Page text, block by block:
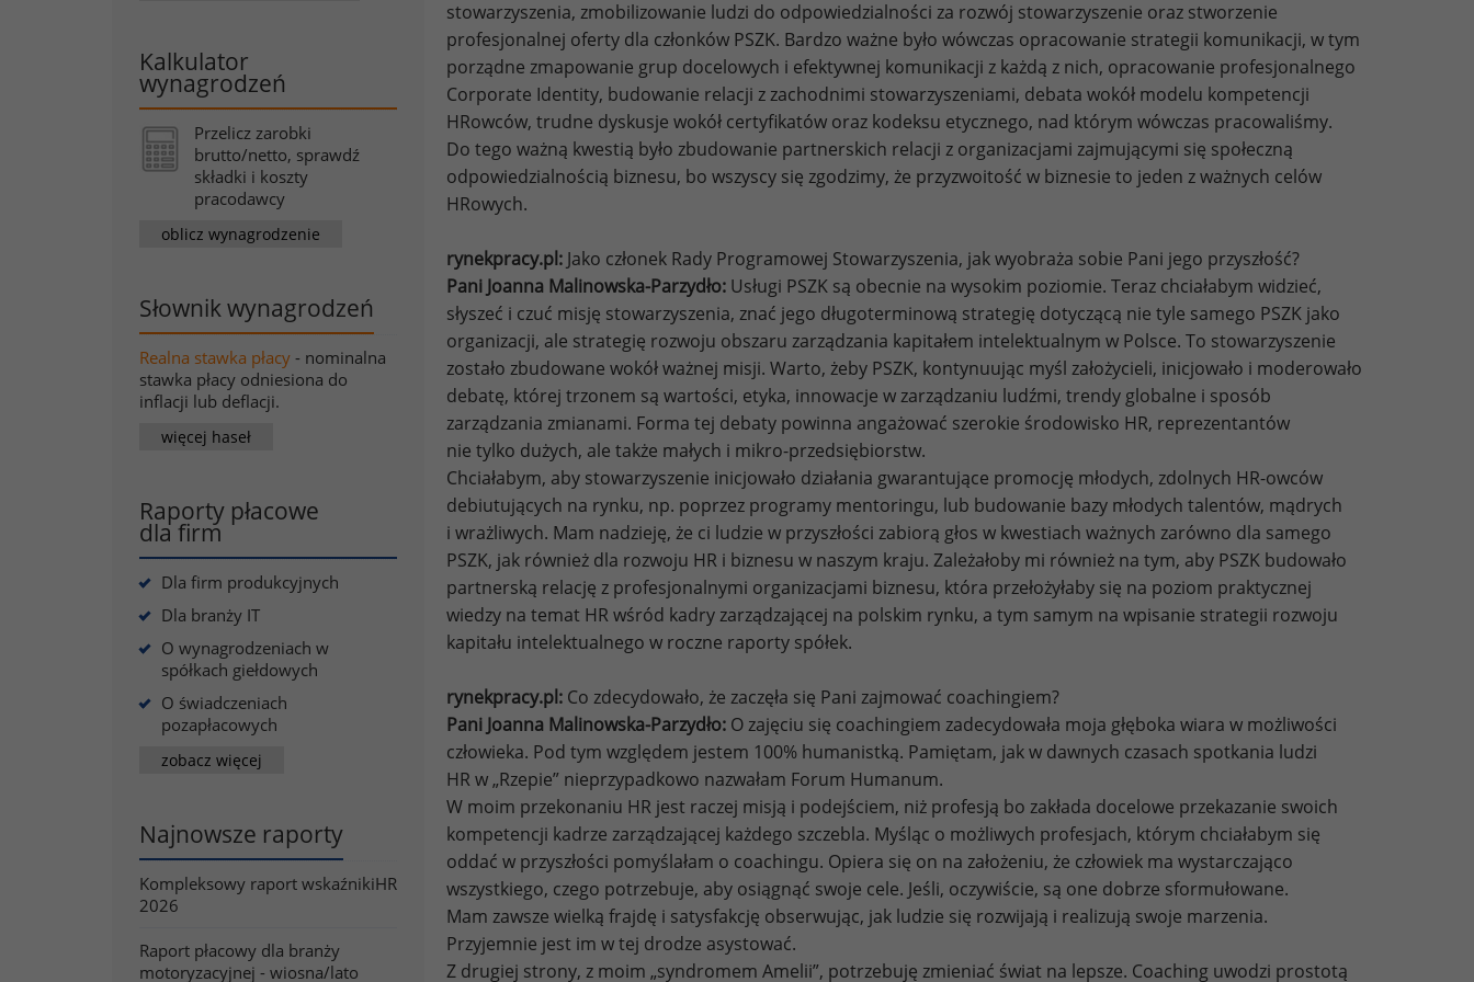
Kalkulator
wynagrodzeń
Przelicz zarobki
brutto/netto, sprawdź
składki i koszty
pracodawcy
oblicz wynagrodzenie
Słownik wynagrodzeń
Realna stawka płacy - nominalna
stawka płacy odniesiona do
inflacji lub deflacji.
więcej haseł
Raporty płacowe
dla firm
Dla firm produkcyjnych
Dla branży IT
O wynagrodzeniach w
spółkach giełdowych
O świadczeniach
pozapłacowych
zobacz więcej
Najnowsze raporty
Kompleksowy raport wskaźnikiHR
2026
Raport płacowy dla branży
motoryzacyjnej - wiosna/lato
stowarzyszenia, zmobilizowanie ludzi do odpowiedzialności za rozwój stowarzyszenie oraz stworzenie
profesjonalnej oferty dla członków PSZK. Bardzo ważne było wówczas opracowanie strategii komunikacji, w tym
porządne zmapowanie grup docelowych i efektywnej komunikacji z każdą z nich, opracowanie profesjonalnego
Corporate Identity, budowanie relacji z zachodnimi stowarzyszeniami, debata wokół modelu kompetencji
HRowców, trudne dyskusje wokół certyfikatów oraz kodeksu etycznego, nad którym wówczas pracowaliśmy.
Do tego ważną kwestią było zbudowanie partnerskich relacji z organizacjami zajmującymi się społeczną
odpowiedzialnością biznesu, bo wszyscy się zgodzimy, że przyzwoitość w biznesie to jeden z ważnych celów
HRowych.
rynekpracy.pl: Jako członek Rady Programowej Stowarzyszenia, jak wyobraża sobie Pani jego przyszłość?
Pani Joanna Malinowska-Parzydło: Usługi PSZK są obecnie na wysokim poziomie. Teraz chciałabym widzieć,
słyszeć i czuć misję stowarzyszenia, znać jego długoterminową strategię dotyczącą nie tyle samego PSZK jako
organizacji, ale strategię rozwoju obszaru zarządzania kapitałem intelektualnym w Polsce. To stowarzyszenie
zostało zbudowane wokół ważnej misji. Warto, żeby PSZK, kontynuując myśl założycieli, inicjowało i moderowało
debatę, której trzonem są wartości, etyka, innowacje w zarządzaniu ludźmi, trendy globalne i sposób
zarządzania zmianami. Forma tej debaty powinna angażować szerokie środowisko HR, reprezentantów
nie tylko dużych, ale także małych i mikro-przedsiębiorstw.
Chciałabym, aby stowarzyszenie inicjowało działania gwarantujące promocję młodych, zdolnych HR-owców
debiutujących na rynku, np. poprzez programy mentoringu, lub budowanie bazy młodych talentów, mądrych
i wrażliwych. Mam nadzieję, że ci ludzie w przyszłości zabiorą głos w kwestiach ważnych zarówno dla samego
PSZK, jak również dla rozwoju HR i biznesu w naszym kraju. Zależałoby mi również na tym, aby PSZK budowało
partnerską relację z profesjonalnymi organizacjami biznesu, która przełożyłaby się na poziom praktycznej
wiedzy na temat HR wśród kadry zarządzającej na polskim rynku, a tym samym na wpisanie strategii rozwoju
kapitału intelektualnego w roczne raporty spółek.
rynekpracy.pl: Co zdecydowało, że zaczęła się Pani zajmować coachingiem?
Pani Joanna Malinowska-Parzydło: O zajęciu się coachingiem zadecydowała moja głęboka wiara w możliwości
człowieka. Pod tym względem jestem 100% humanistką. Pamiętam, jak w dawnych czasach spotkania ludzi
HR w „Rzepie” nieprzypadkowo nazwałam Forum Humanum.
W moim przekonaniu HR jest raczej misją i podejściem, niż profesją bo zakłada docelowe przekazanie swoich
kompetencji kadrze zarządzającej każdego szczebla. Myśląc o możliwych profesjach, którym chciałabym się
oddać w przyszłości pomyślałam o coachingu. Opiera się on na założeniu, że człowiek ma wystarczająco
wszystkiego, czego potrzebuje, aby osiągnąć swoje cele. Jeśli, oczywiście, są one dobrze sformułowane.
Mam zawsze wielką frajdę i satysfakcję obserwując, jak ludzie się rozwijają i realizują swoje marzenia.
Przyjemnie jest im w tej drodze asystować.
Z drugiej strony, z moim „syndromem Amelii”, potrzebuję zmieniać świat na lepsze. Coaching uwodzi prostotą